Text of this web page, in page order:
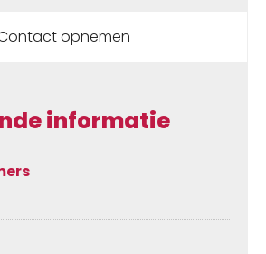
opnemen
informatie